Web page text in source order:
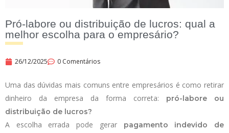
Pró-labore ou distribuição de lucros: qual a
melhor escolha para o empresário?
26/12/2025 0 Comentários
Uma das dúvidas mais comuns entre empresários é como retirar
dinheiro da empresa da forma correta: pró-labore ou
distribuição de lucros?
A escolha errada pode gerar
pagamento indevido de